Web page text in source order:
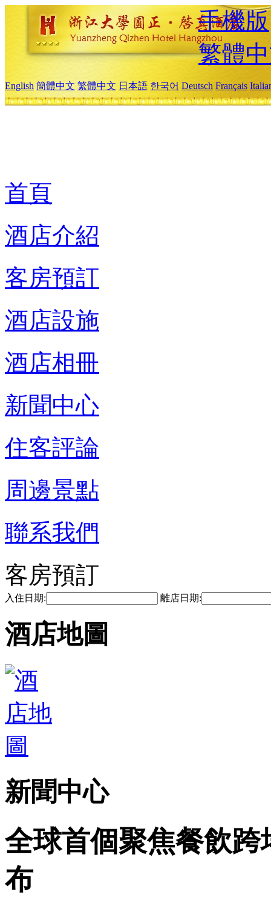
手機版
繁體
English 簡體中文 繁體中文 日本語 한국어 Deutsch Français
首頁
酒店介紹
客房預訂
酒店設施
酒店相冊
新聞中心
住客評論
周邊景點
聯系我們
客房預訂
入住日期: 離店日期:
酒店地圖
新聞中心
全球首個聚焦餐飲
布